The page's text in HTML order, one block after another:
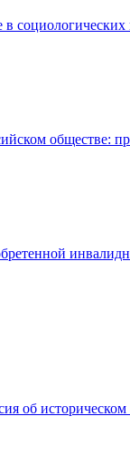
социологических
обществе:
об